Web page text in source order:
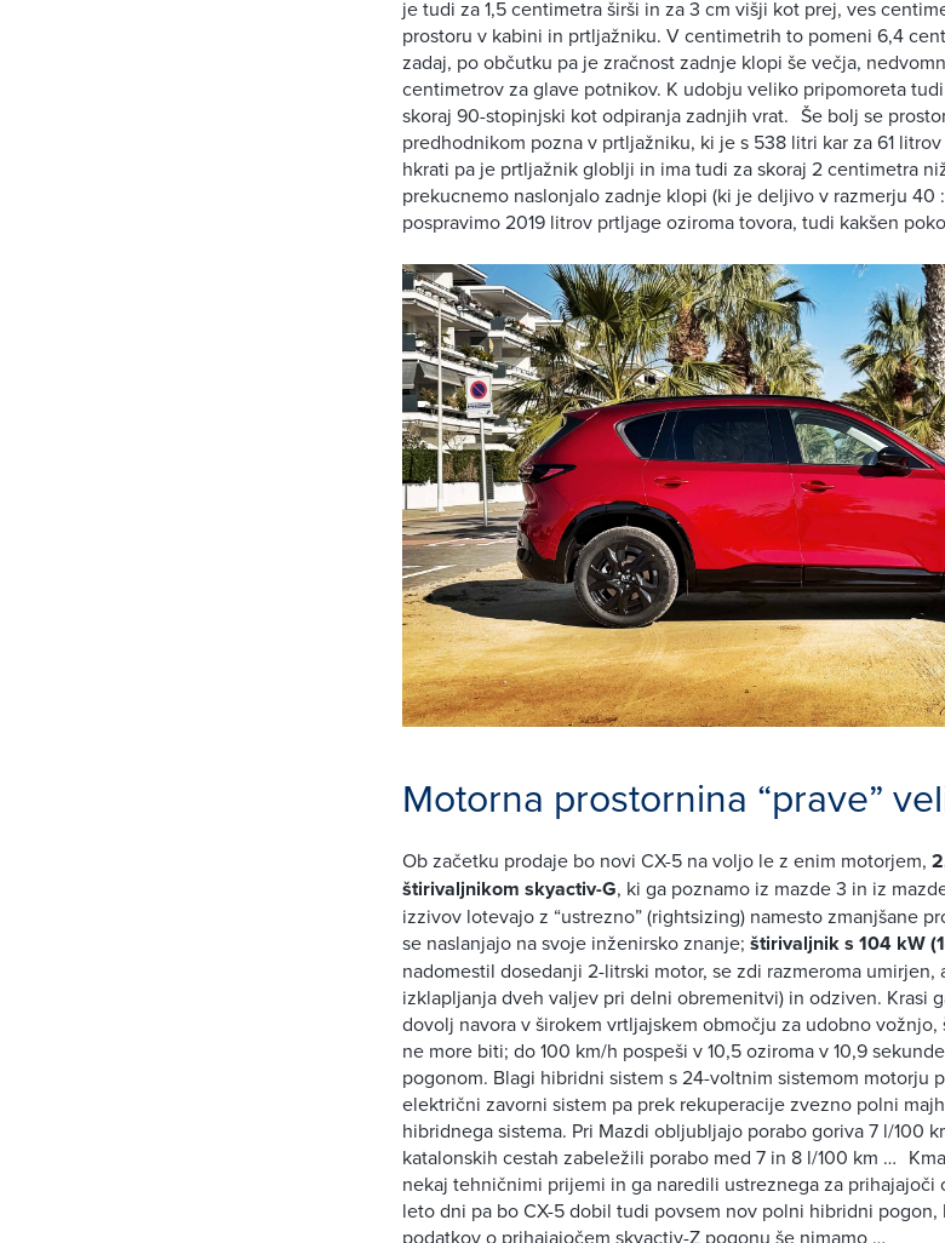
je tudi za 1,5 centimetra širši in za 3 cm višji kot prej, ves
prostoru v kabini in prtljažniku. V centimetrih to pomeni 6,4
zadaj, po občutku pa je zračnost zadnje klopi še večja,
centimetrov za glave potnikov. K udobju veliko pripomoreta
skoraj 90-stopinjski kot odpiranja zadnjih vrat. Še bolj se
predhodnikom pozna v prtljažniku, ki je s 538 litri kar za 61
hkrati pa je prtljažnik globlji in ima tudi za skoraj 2 centimetra
prekucnemo naslonjalo zadnje klopi (ki je deljivo v razmerju 40
pospravimo 2019 litrov prtljage oziroma tovora, tudi kakšen
Motorna prostornina “prave”
Ob začetku prodaje bo novi CX-5 na voljo le z enim motorjem,
štirivaljnikom skyactiv-G, ki ga poznamo iz mazde 3 in iz
izzivov lotevajo z “ustrezno” (rightsizing) namesto zmanjšane
se naslanjajo na svoje inženirsko znanje; štirivaljnik s 104 kW
nadomestil dosedanji 2-litrski motor, se zdi razmeroma
izklapljanja dveh valjev pri delni obremenitvi) in odziven. Krasi
dovolj navora v širokem vrtljajskem območju za udobno
ne more biti; do 100 km/h pospeši v 10,5 oziroma v 10,9
pogonom. Blagi hibridni sistem s 24-voltnim sistemom motorju
električni zavorni sistem pa prek rekuperacije zvezno polni
hibridnega sistema. Pri Mazdi obljubljajo porabo goriva 7 l/100
katalonskih cestah zabeležili porabo med 7 in 8 l/100 km …
nekaj tehničnimi prijemi in ga naredili ustreznega za prihajajoči
leto dni pa bo CX-5 dobil tudi povsem nov polni hibridni pogon,
podatkov o prihajajočem skyactiv-Z pogonu še nimamo …